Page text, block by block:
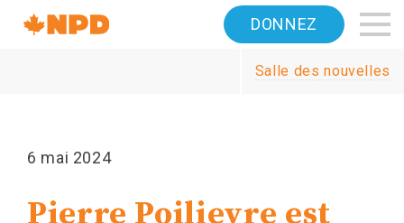
Navigation
Accueil DONNEZ
Salle des nouvelles
6 mai 2024
Pierre Poilievre est